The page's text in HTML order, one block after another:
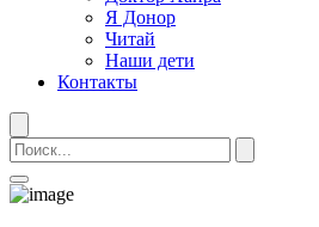
Я Донор
Читай
Наши дети
Контакты